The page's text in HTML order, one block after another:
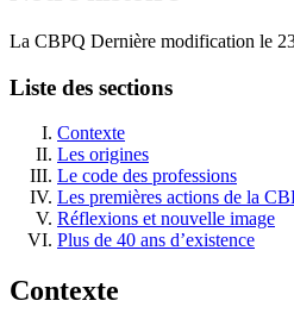
La CBPQ Dernière modification le
Liste des sections
Contexte
Les origines
Le code des professions
Les premières actions de la
Réflexions et nouvelle image
Plus de 40 ans d’existence
Contexte